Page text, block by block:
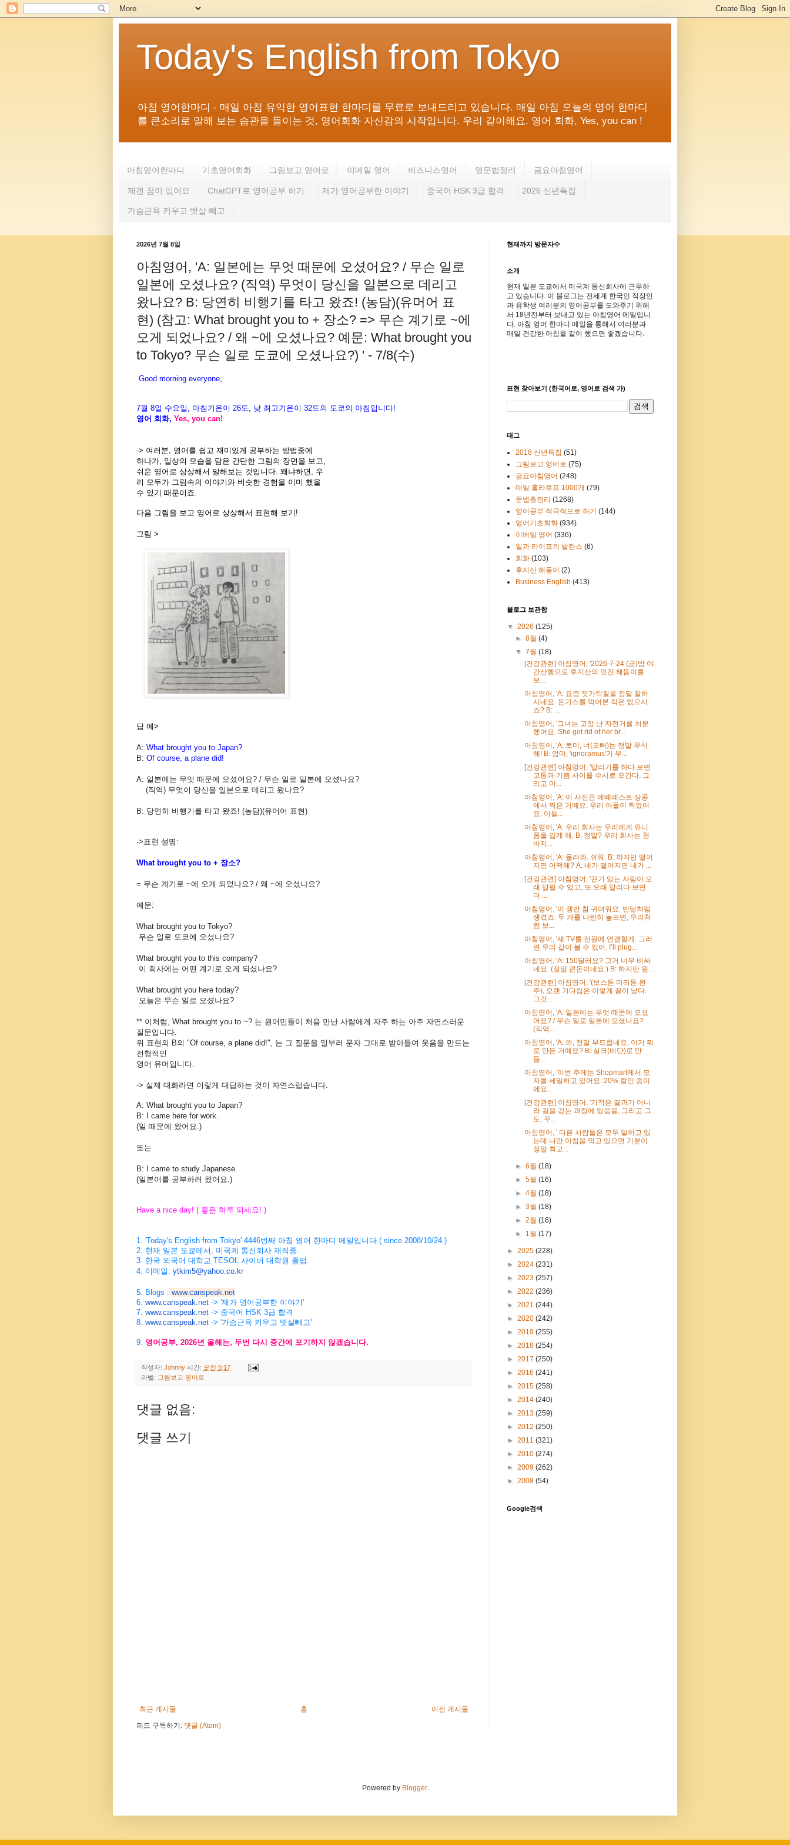
Today's English from Tokyo
아침 영어한마디 - 매일 아침 유익한 영어표현 한마디를 무료로 보내드리고 있습니다. 매일 아침 오늘의 영어 한마디
를 큰소리로 말해 보는 습관을 들이는 것, 영어회화 자신감의 시작입니다. 우리 같이해요. 영어 회화, Yes, you can !
아침영어한마디 기초영어회화 그림보고 영어로 이메일 영어 비즈니스영어 영문법정리 금요아침영어
제겐 꿈이 있어요 ChatGPT로 영어공부 하기 제가 영어공부한 이야기 중국어 HSK 3급 합격 2026 신년특집
가슴근육 키우고 뱃살 빼고
2026년 7월 8일
아침영어, 'A: 일본에는 무엇 때문에 오셨어요? / 무슨 일로
일본에 오셨나요? (직역) 무엇이 당신을 일본으로 데리고
왔나요? B: 당연히 비행기를 타고 왔죠! (농담)(유머어 표
현) (참고: What brought you to + 장소? => 무슨 계기로 ~에
오게 되었나요? / 왜 ~에 오셨나요? 예문: What brought you
to Tokyo? 무슨 일로 도쿄에 오셨나요?) ' - 7/8(수)
Good morning everyone,
7월 8일 수 요일 아침기온이 26도 낮 최고기온이 32도 의 도 쿄의 아침입니다!
영어 회화, Yes, you can!
-> 여러분, 영어를 쉽고 재미있게 공부하는 방법중에
하나가, 일상의 모습을 담은 간단한 그림의 장면을 보고,
쉬운 영어로 상상해서 말해보는 것입니다. 왜냐하면, 우
리 모두가 그림속의 이야기와 비슷한 경험을 이미 했을
수 있기 때문이죠.
다음 그림을 보고 영어로 상상해서 표현해 보기!
그림 >​
답 예>
A: What brought you to Japan?
B: Of course, a plane did!
A: 일본에는 무엇 때문에 오셨어요? / 무슨 일로 일본에 오셨나요?
(직역) 무엇이 당신을 일본으로 데리고 왔나요?
B: 당연히 비행기를 타고 왔죠! (농담)(유머어 표현)
->표현 설명:
What brought you to + 장소?
= 무슨 계기로 ~에 오게 되었나요? / 왜 ~에 오셨나요?
예문:
What brought you to Tokyo?
무슨 일로 도쿄에 오셨나요?
What brought you to this company?
이 회사에는 어떤 계기로 오게 되셨나요?
What brought you here today?
오늘은 무슨 일로 오셨나요?
** 이처럼, What brought you to ~? 는 원어민들이 처음 만난 사람에게 자주 하는 아주 자연스러운
질문입니다.
위 표현의 B의 "Of course, a plane did!", 는 그 질문을 일부러 문자 그대로 받아들여 웃음을 만드는
전형적인
영어 유머입니다.
-> 실제 대화라면 이렇게 대답하는 것이 자연스럽습니다.
A: What brought you to Japan?
B: I came here for work.
(일 때문에 왔어요.)
또는
B: I came to study Japanese.
(일본어를 공부하러 왔어요.)
Have a nice day! ( 좋은 하루 되세요 ! )
1. 'Today's English from Tokyo' 4446번째 아침 영어 한마디 메일입니다 .( since 2008/10/24 )
2. 현재 일본 도쿄에서 미국계 통신회사 재직중
3. 한국 외국어 대학교 TESOL 사이버 대학원 졸업
4. 이메일: ytkim5@yahoo.co.kr
5. Blogs : www.canspeak.net
6. www.canspeak.net -> '제가 영어공부한 이야기'
7. www.canspeak.net -> 중국어 HSK 3급 합격
8. www.canspeak.net -> '가슴근육 키우고 뱃살빼고'
9. 영어공부, 2026년 올해는, 두번 다시 중간에 포기하지 않겠습니다.
작성자: Johnny 시간: 오전 5:17
라벨: 그림보고 영어로
댓글 없음:
댓글 쓰기
최근 게시물 이전 게시물
홈
피드 구독하기: 댓글 (Atom)
현재까지 방문자수
소개
현재 일본 도쿄에서 미국계 통신회사에 근무하
고 있습니다. 이 블로그는 전세계 한국인 직장인
과 유학생 여러분의 영어공부를 도와주기 위해
서 18년전부터 보내고 있는 아침영어 메일입니
다. 아침 영어 한마디 메일을 통해서 여러분과
매일 건강한 아침을 같이 했으면 좋겠습니다.
표현 찾아보기 (한국어로, 영어로 검색 가)
태그
2018 신년특집 (51)
그림보고 영어로 (75)
금요아침영어 (248)
매일 훌라후프 1000개 (79)
문법총정리 (1268)
영어공부 적극적으로 하기 (144)
영어기초회화 (934)
이메일 영어 (336)
일과 라이프의 발란스 (6)
회화 (103)
후지산 해돋이 (2)
Business English (413)
블로그 보관함
▼ 2026 (125)
►8월(4)
▼7월(18)
[건강관련] 아침영어, '2026-7-24 (금)밤 야
간산행으로 후지산의 멋진 해돋이를
보...
아침영어, 'A: 요즘 젓가락질을 정말 잘하
시네요. 돈가스를 먹어본 적은 없으시
죠? B: ...
아침영어, '그녀는 고장 난 자전거를 처분
했어요. She got rid of her br...
아침영어, 'A: 토미, 너(오빠)는 정말 무식
해! B: 엄마, 'ignoramus'가 무...
[건강관련] 아침영어, '달리기를 하다 보면
고통과 기쁨 사이를 수시로 오간다. 그
리고 마...
아침영어, 'A: 이 사진은 에베레스트 상공
에서 찍은 거예요. 우리 아들이 찍었어
요. 아들...
아침영어, 'A: 우리 회사는 우리에게 유니
폼을 입게 해. B: 정말? 우리 회사는 청
바지...
아침영어, 'A: 올라와. 쉬워. B: 하지만 떨어
지면 어떡해? A: 네가 떨어지면 내가 ...
[건강관련] 아침영어, '끈기 있는 사람이 오
래 달릴 수 있고, 또 오래 달리다 보면
더 ...
아침영어, '이 쟁반 참 귀여워요. 반달처럼
생겼죠. 두 개를 나란히 놓으면, 우리처
럼 보...
아침영어, '새 TV를 전원에 연결할게. 그러
면 우리 같이 볼 수 있어. I’ll plug...
아침영어, 'A: 150달러요? 그거 너무 비싸
네요. (정말 큰돈이네요.) B: 하지만 원...
[건강관련] 아침영어, '(보스톤 마라톤 완
주), 오랜 기다림은 이렇게 끝이 났다.
그것...
아침영어, 'A: 일본에는 무엇 때문에 오셨
어요? / 무슨 일로 일본에 오셨나요?
(직역...
아침영어, 'A: 와, 정말 부드럽네요. 이거 뭐
로 만든 거예요? B: 실크(비단)로 만
들...
아침영어, '이번 주에는 Shopmart에서 모
자를 세일하고 있어요. 20% 할인 중이
에요...
[건강관련] 아침영어, '기적은 결과가 아니
라 길을 걷는 과정에 있음을, 그리고 그
도, 우...
아침영어, ' 다른 사람들은 모두 일하고 있
는데 나만 아침을 먹고 있으면 기분이
정말 최고...
►6월(18)
►5월(16)
►4월(18)
►3월(18)
►2월(16)
► 1월(17)
► 2025 (228)
► 2024 (231)
► 2023 (257)
► 2022 (236)
► 2021 (244)
► 2020 (242)
► 2019 (255)
► 2018 (254)
► 2017 (250)
► 2016 (241)
► 2015 (258)
► 2014 (240)
► 2013 (259)
► 2012 (250)
► 2011 (321)
► 2010 (274)
► 2009 (262)
► 2008 (54)
Google검색
Powered by Blogger.